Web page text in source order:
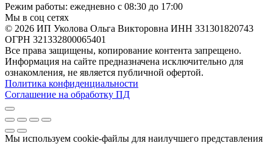
Режим работы: ежедневно с 08:30 до 17:00
Мы в соц сетях
© 2026 ИП Уколова Ольга Викторовна ИНН 331301820743
ОГРН 321332800065401
Все права защищены, копирование контента запрещено.
Информация на сайте предназначена исключительно для
ознакомления, не является публичной офертой.
Политика конфиденциальности
Соглашение на обработку ПД
Мы используем cookie-файлы для наилучшего представления